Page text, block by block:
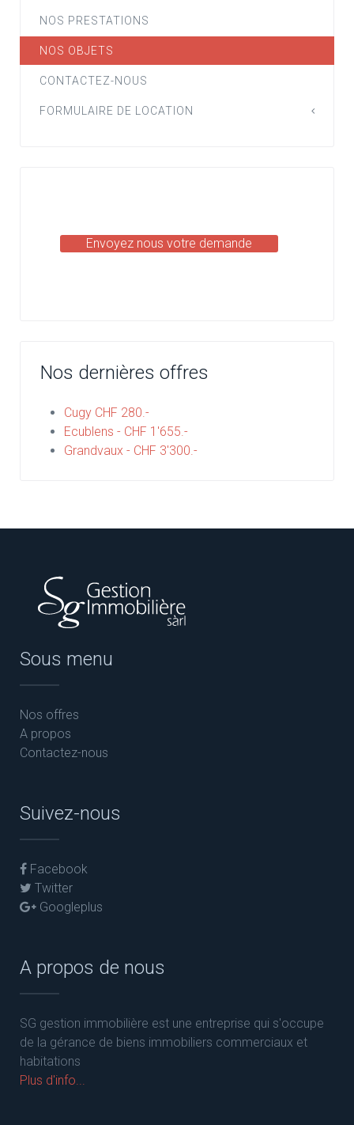
NOS PRESTATIONS
NOS OBJETS
CONTACTEZ-NOUS
FORMULAIRE DE LOCATION
Envoyez nous votre demande
Nos dernières offres
Cugy CHF 280.-
Ecublens - CHF 1'655.-
Grandvaux - CHF 3'300.-
Sous menu
Nos offres
A propos
Contactez-nous
Suivez-nous
Facebook
Twitter
Googleplus
A propos de nous
SG gestion immobilière est une entreprise qui s'occupe
de la gérance de biens immobiliers commerciaux et
habitations
Plus d'info...